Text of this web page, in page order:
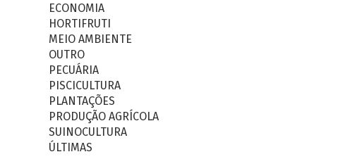
ECONOMIA
HORTIFRUTI
MEIO AMBIENTE
OUTRO
PECUÁRIA
PISCICULTURA
PLANTAÇÕES
PRODUÇÃO AGRÍCOLA
SUINOCULTURA
ÚLTIMAS